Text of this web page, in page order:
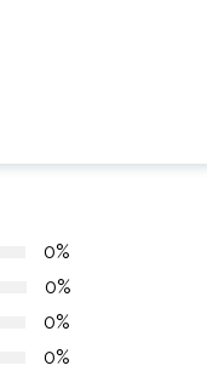
0%
0%
0%
0%